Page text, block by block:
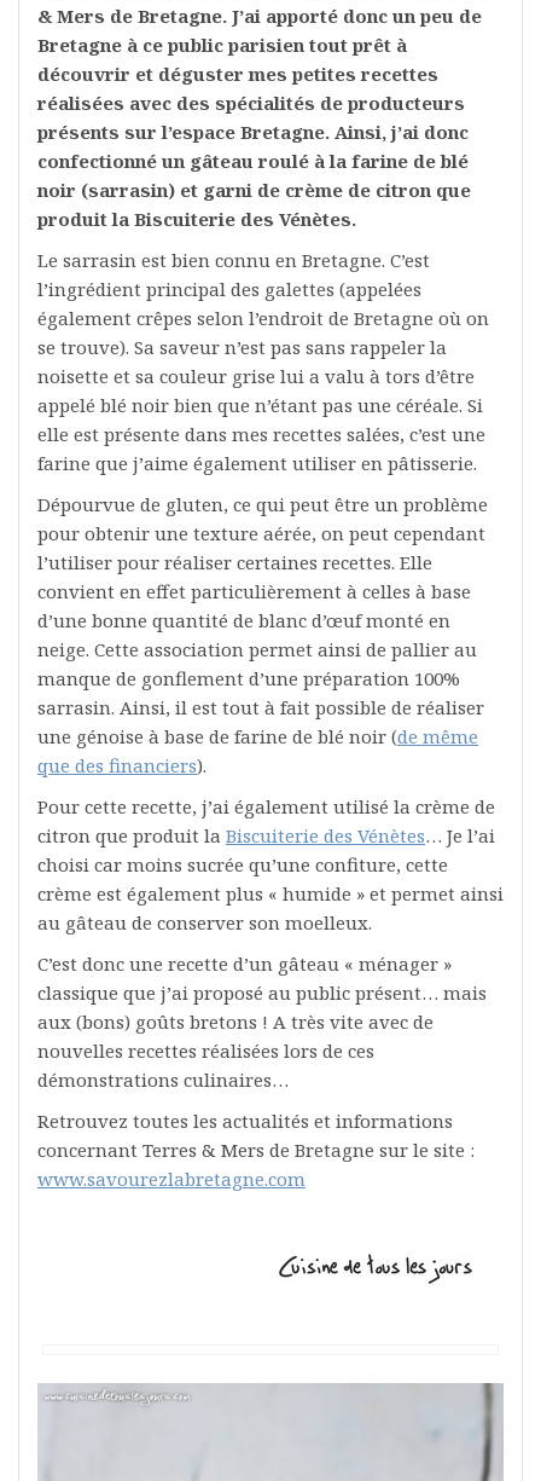
& Mers de Bretagne. J’ai apporté donc un peu de
Bretagne à ce public parisien tout prêt à
découvrir et déguster mes petites recettes
réalisées avec des spécialités de producteurs
présents sur l’espace Bretagne. Ainsi, j’ai donc
confectionné un gâteau roulé à la farine de blé
noir (sarrasin) et garni de crème de citron que
produit la Biscuiterie des Vénètes.
Le sarrasin est bien connu en Bretagne. C’est
l’ingrédient principal des galettes (appelées
également crêpes selon l’endroit de Bretagne où on
se trouve). Sa saveur n’est pas sans rappeler la
noisette et sa couleur grise lui a valu à tors d’être
appelé blé noir bien que n’étant pas une céréale. Si
elle est présente dans mes recettes salées, c’est une
farine que j’aime également utiliser en pâtisserie.
Dépourvue de gluten, ce qui peut être un problème
pour obtenir une texture aérée, on peut cependant
l’utiliser pour réaliser certaines recettes. Elle
convient en effet particulièrement à celles à base
d’une bonne quantité de blanc d’œuf monté en
neige. Cette association permet ainsi de pallier au
manque de gonflement d’une préparation 100%
sarrasin. Ainsi, il est tout à fait possible de réaliser
une génoise à base de farine de blé noir (de même
que des financiers).
Pour cette recette, j’ai également utilisé la crème de
citron que produit la Biscuiterie des Vénètes… Je l’ai
choisi car moins sucrée qu’une confiture, cette
crème est également plus « humide » et permet ainsi
au gâteau de conserver son moelleux.
C’est donc une recette d’un gâteau « ménager »
classique que j’ai proposé au public présent… mais
aux (bons) goûts bretons ! A très vite avec de
nouvelles recettes réalisées lors de ces
démonstrations culinaires…
Retrouvez toutes les actualités et informations
concernant Terres & Mers de Bretagne sur le site :
www.savourezlabretagne.com